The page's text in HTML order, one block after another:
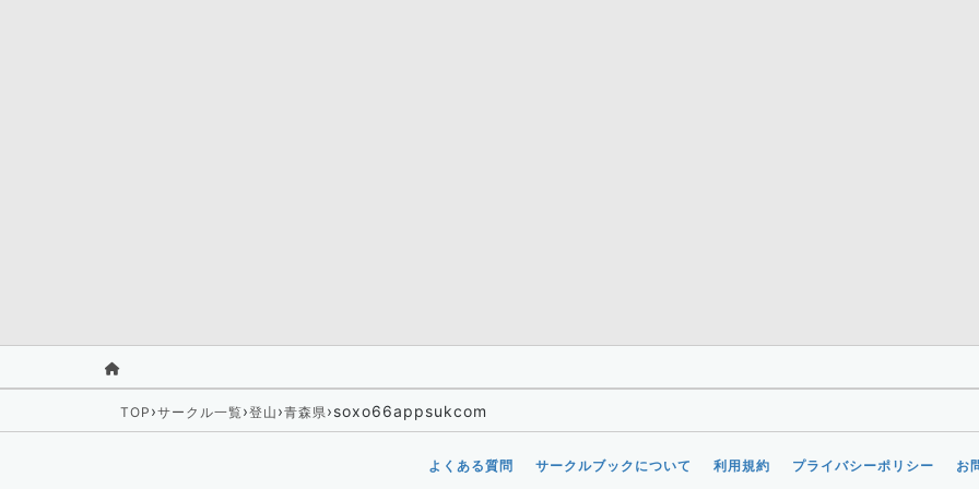
TOP ›サークル一覧›登山 ›青森県›soxo66appsukcom
よくある質問 サークルブックについて 利用規約 プライバシーポリシー お